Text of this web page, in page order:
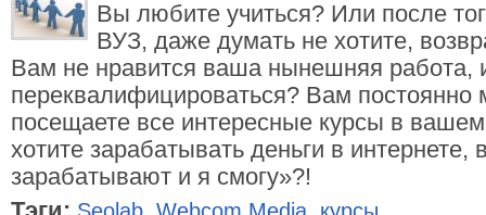
Вы любите учиться? Или после
ВУЗ, даже думать не хотите,
Вам не нравится ваша нынешняя работа,
переквалифицироваться? Вам постоянно
посещаете все интересные курсы в
хотите зарабатывать деньги в интернете,
зарабатывают и я смогу»?!